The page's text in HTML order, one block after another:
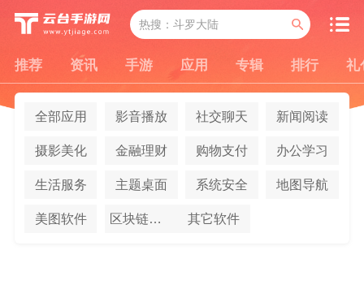
推荐 资讯 手游 应用 专辑 排行 礼
全部应用 影音播放 社交聊天 新闻阅读
摄影美化 金融理财 购物支付 办公学习
生活服务 主题桌面 系统安全 地图导航
美图软件 区块链应用 其它软件